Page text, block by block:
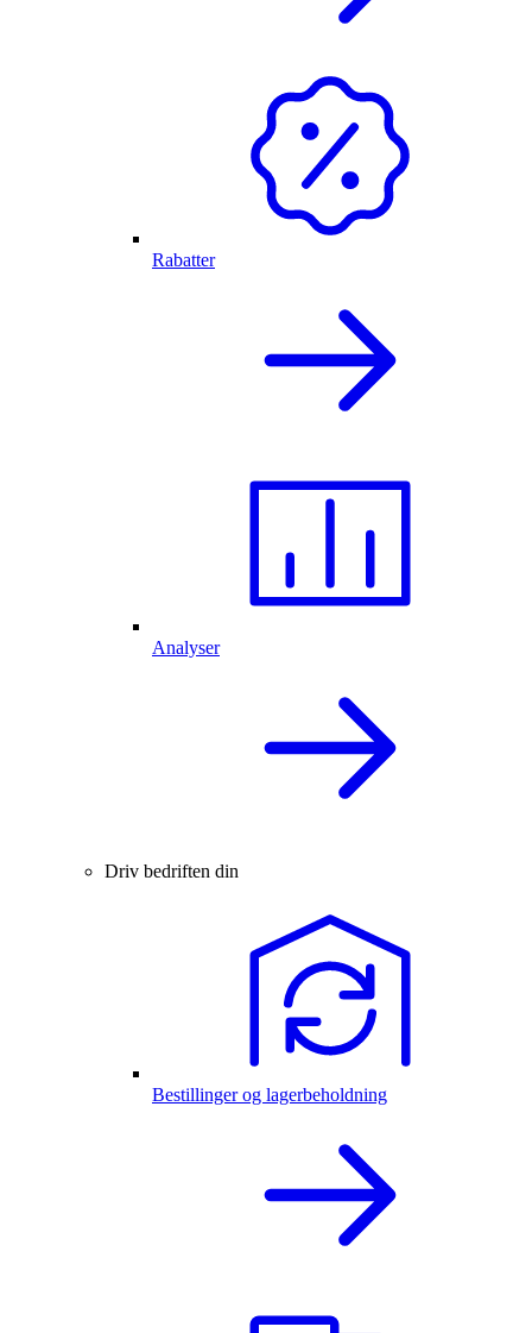
Rabatter
Analyser
Driv bedriften din
Bestillinger og lagerbeholdning